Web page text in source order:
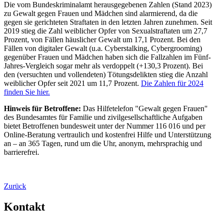
Die vom Bundeskriminalamt herausgegebenen Zahlen (Stand 2023)
zu Gewalt gegen Frauen und Mädchen sind alarmierend, da die
gegen sie gerichteten Straftaten in den letzten Jahren zunehmen. Seit
2019 stieg die Zahl weiblicher Opfer von Sexualstraftaten um 27,7
Prozent, von Fällen häuslicher Gewalt um 17,1 Prozent. Bei den
Fällen von digitaler Gewalt (u.a. Cyberstalking, Cybergrooming)
gegenüber Frauen und Mädchen haben sich die Fallzahlen im Fünf-
Jahres-Vergleich sogar mehr als verdoppelt (+130,3 Prozent). Bei
den (versuchten und vollendeten) Tötungsdelikten stieg die Anzahl
weiblicher Opfer seit 2021 um 11,7 Prozent. Die Zahlen für 2024
finden Sie hier.
Hinweis für Betroffene: Das Hilfetelefon "Gewalt gegen Frauen"
des Bundesamtes für Familie und zivilgesellschaftliche Aufgaben
bietet Betroffenen bundesweit unter der Nummer 116 016 und per
Online-Beratung vertraulich und kostenfrei Hilfe und Unterstützung
an – an 365 Tagen, rund um die Uhr, anonym, mehrsprachig und
barrierefrei.
Zurück
Kontakt